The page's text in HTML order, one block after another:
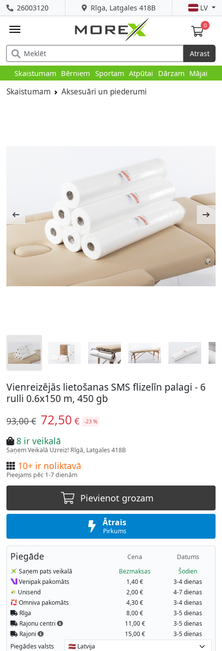
Rīga, Latgales 418B
26003120 LV
0
Atrast
Skaistumam Bērniem Sportam Atpūtai Dārzam Mājai
Skaistumam Aksesuāri un piederumi
Vienreizējās lietošanas SMS flizelīn palagi - 6
rulli 0.6x150 m, 450 gb
93,00 € 72,50 € -23 %
8 ir veikalā
Saņem Veikalā Uzreiz! Rīgā, Latgales 418B
10+ ir noliktavā
Pieejams pēc 1-7 dienām
Pievienot grozam
Ātrais
Pirkums
Piegāde Cena Datums
Saņem pats veikalā Bezmaksas
Šodien
Venipak pakomāts
1,40 €
3-4 dienas
Unisend
2,00 €
4-7 dienas
Omniva pakomāts
4,30 €
3-4 dienas
Rīga
8,00 €
3-5 dienas
Rajonu centri
11,00 €
3-5 dienas
Rajoni
15,00 € 3-5 dienas
Piegādes valsts